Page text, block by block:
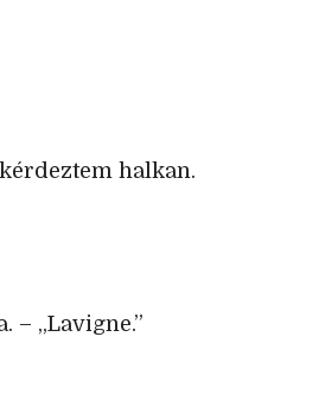
halkan.
– „Lavigne.”